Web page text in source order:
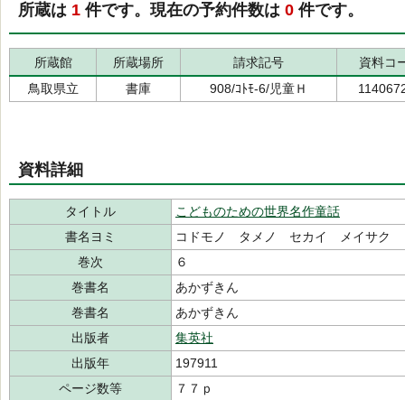
所蔵は 1 件です。現在の予約件数は 0 件です。
所蔵館 所蔵場所 請求記号
資料コ
鳥取県立
書庫 908/ｺﾄﾓ-6/児童Ｈ
資料詳細
タイトル
こどものための世界名作童話
書名ヨミ
コドモノ タメノ セカイ メイサク
巻次
６
巻書名
あかずきん
巻書名
あかずきん
出版者
集英社
出版年
197911
ページ数等
７７ｐ